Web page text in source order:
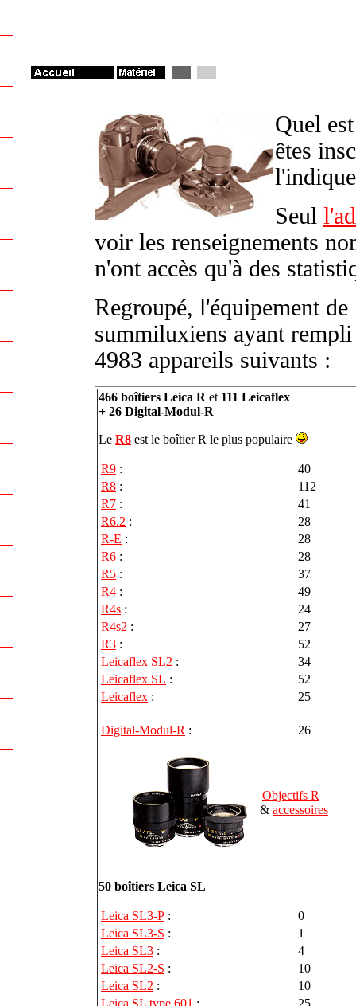
Quel
êtes
Seul
voir les renseignements
n'ont accès qu'à des
Regroupé, l'équipement
summiluxiens ayant
4983 appareils suivants :
466 boîtiers Leica R et 111 Leicaflex
+ 26 Digital-Modul-R
Le R8 est le boîtier R le plus populaire
R9 :
40
R8 :
112
R7 :
41
R6.2 :
28
R-E :
28
R6 :
28
R5 :
37
R4 :
49
R4s :
24
R4s2 :
27
R3 :
52
Leicaflex SL2 :
34
Leicaflex SL :
52
Leicaflex : 25
Digital-Modul-R : 26
Objectifs R
& accessoires
50 boîtiers Leica SL
Leica SL3-P :
0
Leica SL3-S :
1
Leica SL3 :
4
Leica SL2-S :
10
Leica SL2 :
10
Leica SL type 601 : 25